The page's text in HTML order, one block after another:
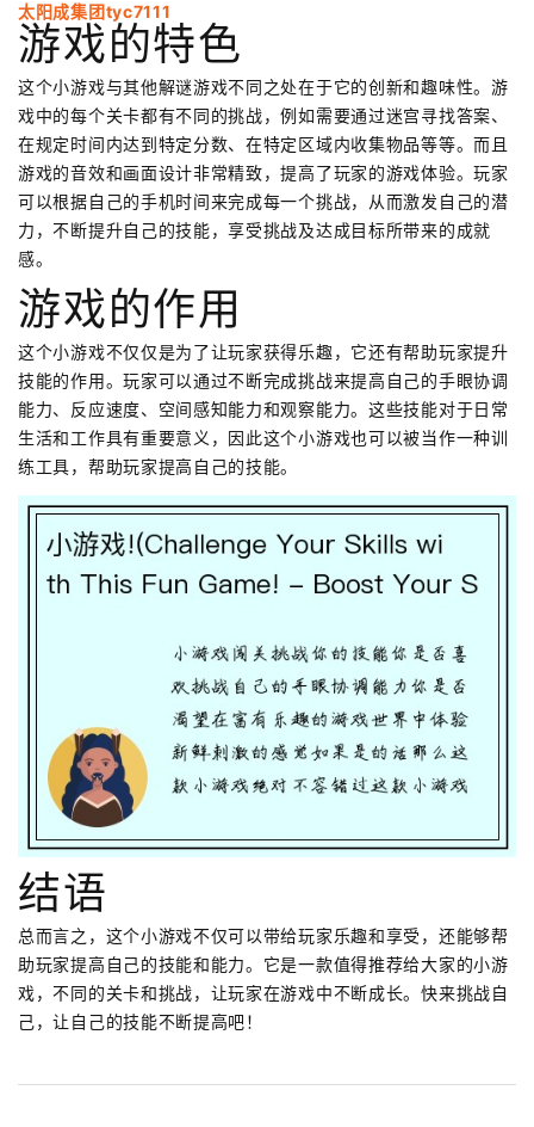
太阳成集团tyc7111
游戏的特色
这个小游戏与其他解谜游戏不同之处在于它的创新和趣味性。游
戏中的每个关卡都有不同的挑战，例如需要通过迷宫寻找答案、
在规定时间内达到特定分数、在特定区域内收集物品等等。而且
游戏的音效和画面设计非常精致，提高了玩家的游戏体验。玩家
可以根据自己的手机时间来完成每一个挑战，从而激发自己的潜
力，不断提升自己的技能，享受挑战及达成目标所带来的成就
感。
游戏的作用
这个小游戏不仅仅是为了让玩家获得乐趣，它还有帮助玩家提升
技能的作用。玩家可以通过不断完成挑战来提高自己的手眼协调
能力、反应速度、空间感知能力和观察能力。这些技能对于日常
生活和工作具有重要意义，因此这个小游戏也可以被当作一种训
练工具，帮助玩家提高自己的技能。
结语
总而言之，这个小游戏不仅可以带给玩家乐趣和享受，还能够帮
助玩家提高自己的技能和能力。它是一款值得推荐给大家的小游
戏，不同的关卡和挑战，让玩家在游戏中不断成长。快来挑战自
己，让自己的技能不断提高吧！